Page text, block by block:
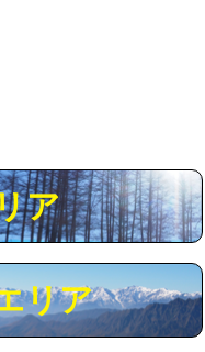
44,000円
+8,800円
ア
リア